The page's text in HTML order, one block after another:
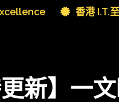
香港 I.T.
更新】一